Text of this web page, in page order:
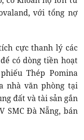
với tổng nợ
cực thanh lý các
có dòng tiền hoạt
Thép Pomina
nhà văn phòng tại
đất và tài sản gắn
SMC Đà Nẵng, bán